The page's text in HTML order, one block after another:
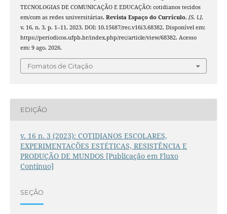
TECNOLOGIAS DE COMUNICAÇÃO E EDUCAÇÃO: cotidianos tecidos
em/com as redes universitárias. Revista Espaço do Currículo, [S. l.],
v. 16, n. 3, p. 1–11, 2023. DOI: 10.15687/rec.v16i3.68382. Disponível em:
https://periodicos.ufpb.br/index.php/rec/article/view/68382. Acesso
em: 9 ago. 2026.
Fomatos de Citação
EDIÇÃO
v. 16 n. 3 (2023): COTIDIANOS ESCOLARES,
EXPERIMENTAÇÕES ESTÉTICAS, RESISTÊNCIA E
PRODUÇÃO DE MUNDOS [Publicação em Fluxo
Contínuo]
SEÇÃO